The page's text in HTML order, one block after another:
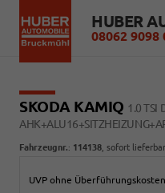
08062 9098
SKODA KAMIQ 1.0 TSI
Fahrzeugnr.: 114138 sofort lieferbar
UVP ohne Überführungskosten